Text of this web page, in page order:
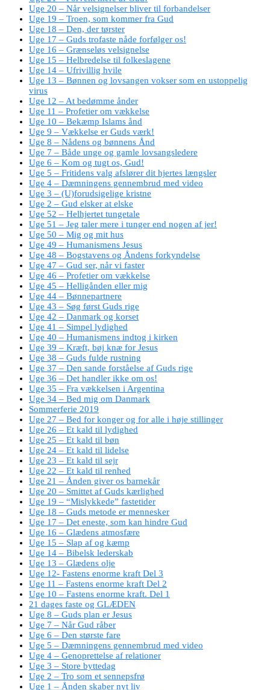
Uge 20 – Når velsignelser bliver til forbandelser
Uge 19 – Troen, som kommer fra Gud
Uge 18 – Den, der tørster
Uge 17 – Guds trofaste nåde forfølger os!
Uge 16 – Grænseløs velsignelse
Uge 15 – Helbredelse til folkeslagene
Uge 14 – Ufrivillig hvile
Uge 13 – Bønnen og lovsangen vokser som en ustoppelig
virus
Uge 12 – At bedømme ånder
Uge 11 – Profetier om vækkelse
Uge 10 – Bekæmp Islams ånd
Uge 9 – Vækkelse er Guds værk!
Uge 8 – Nådens og bønnens Ånd
Uge 7 – Både unge og gamle lovsangsledere
Uge 6 – Kom og tugt os, Gud!
Uge 5 – Fritidens valg afslører dit hjertes længsler
Uge 4 – Dæmningens gennembrud med video
Uge 3 – (U)forudsigelige kristne
Uge 2 – Gud elsker at elske
Uge 52 – Helhjertet tungetale
Uge 51 – Jeg taler mere i tunger end nogen af jer!
Uge 50 – Mig og mit hus
Uge 49 – Humanismens Jesus
Uge 48 – Bogstavens og Åndens forkyndelse
Uge 47 – Gud ser, når vi faster
Uge 46 – Profetier om vækkelse
Uge 45 – Helligånden eller mig
Uge 44 – Bønnepartnere
Uge 43 – Søg først Guds rige
Uge 42 – Danmark og korset
Uge 41 – Simpel lydighed
Uge 40 – Humanismens indtog i kirken
Uge 39 – Kræft, bøj knæ for Jesus
Uge 38 – Guds fulde rustning
Uge 37 – Den sande forståelse af Guds rige
Uge 36 – Det handler ikke om os!
Uge 35 – Fra vækkelsen i Argentina
Uge 34 – Bed mig om Danmark
Sommerferie 2019
Uge 27 – Bed for konger og for alle i høje stillinger
Uge 26 – Et kald til lydighed
Uge 25 – Et kald til bøn
Uge 24 – Et kald til lidelse
Uge 23 – Et kald til sejr
Uge 22 – Et kald til renhed
Uge 21 – Ånden giver os barnekår
Uge 20 – Smittet af Guds kærlighed
Uge 19 – “Mislykkede” fastetider
Uge 18 – Guds metode er mennesker
Uge 17 – Det eneste, som kan hindre Gud
Uge 16 – Glædens atmosfære
Uge 15 – Slap af og kæmp
Uge 14 – Bibelsk lederskab
Uge 13 – Glædens olje
Uge 12- Fastens enorme kraft Del 3
Uge 11 – Fastens enorme kraft Del 2
Uge 10 – Fastens enorme kraft. Del 1
21 dages faste og GLÆDEN
Uge 8 – Guds plan er Jesus
Uge 7 – Når Gud råber
Uge 6 – Den største fare
Uge 5 – Dæmningens gennembrud med video
Uge 4 – Genoprettelse af relationer
Uge 3 – Store byttedag
Uge 2 – Tro som et sennepsfrø
Uge 1 – Ånden skaber nyt liv